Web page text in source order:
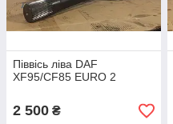
Піввісь ліва DAF
XF95/CF85 EURO 2
2 500 ₴